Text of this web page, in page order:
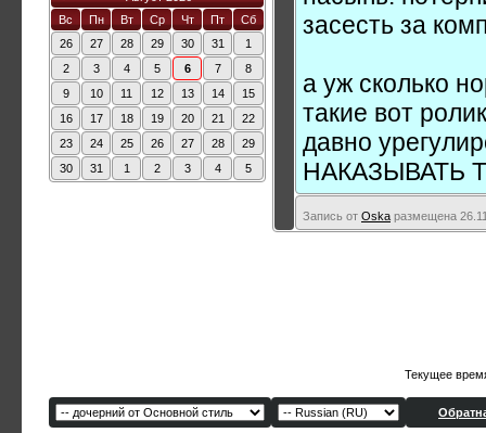
засесть за
а уж сколько
такие вот
давно
НАКАЗЫВАТЬ
Запись от Oska размещена
Вс
Пн Вт Ср Чт Пт
Сб
26
27 28 29 30 31
1
2
3 4 5 6 7
8
9
10 11 12 13 14
15
16
17 18 19 20 21
22
23
24 25 26 27 28
29
30
31 1 2 3 4 5
Текущее